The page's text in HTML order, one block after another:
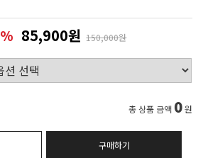
% 85,900원 150,000원
총 상품 금액 0원
구매하기